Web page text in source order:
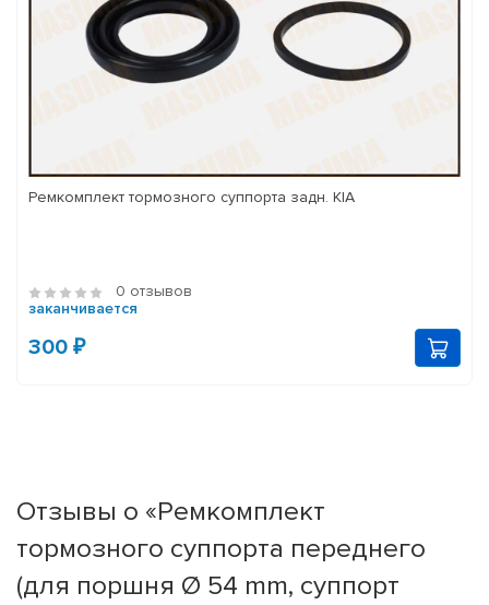
Ремкомплект тормозного суппорта задн. KIA
0 отзывов
заканчивается
300 ₽
Отзывы о «Ремкомплект
тормозного суппорта переднего
(для поршня Ø 54 mm, суппорт